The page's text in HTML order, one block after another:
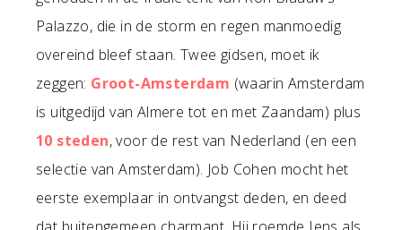
Palazzo, die in de storm en regen manmoedig
overeind bleef staan. Twee gidsen, moet ik
zeggen: Groot-Amsterdam (waarin Amsterdam
is uitgedijd van Almere tot en met Zaandam) plus
10 steden, voor de rest van Nederland (en een
selectie van Amsterdam). Job Cohen mocht het
eerste exemplaar in ontvangst deden, en deed